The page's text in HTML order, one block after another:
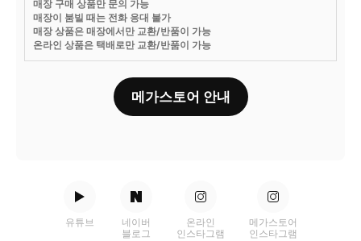
매장 구매 상품만 문의 가능
매장이 붐빌 때는 전화 응대 불가
매장 상품은 매장에서만 교환/반품이 가능
온라인 상품은 택배로만 교환/반품이 가능
메가스토어 안내
유튜브
네이버
블로그
온라인
인스타그램
메가스토어
인스타그램